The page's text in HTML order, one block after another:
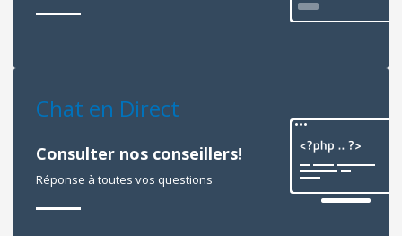
Chat en Direct
Consulter nos conseillers!
Réponse à toutes vos questions